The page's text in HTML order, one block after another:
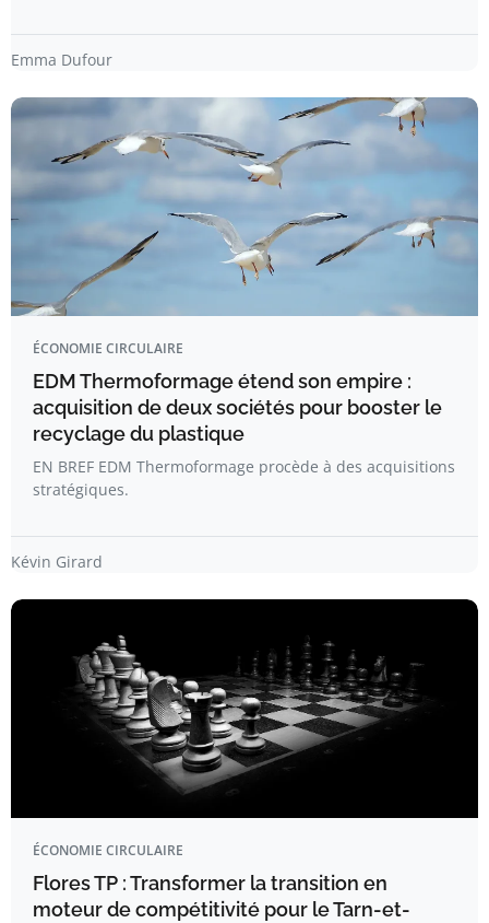
Emma Dufour
ÉCONOMIE CIRCULAIRE
EDM Thermoformage étend son empire :
acquisition de deux sociétés pour booster le
recyclage du plastique
EN BREF EDM Thermoformage procède à des acquisitions
stratégiques.
Kévin Girard
ÉCONOMIE CIRCULAIRE
Flores TP : Transformer la transition en
moteur de compétitivité pour le Tarn-et-